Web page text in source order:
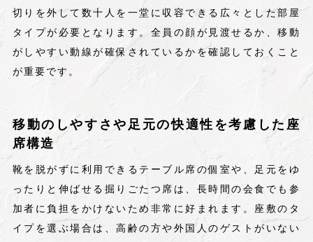
切りを外して数十人を一堂に収容できる広々とした部屋
タイプが必要となります。全員の顔が見渡せるか、移動
がしやすい動線が確保されているかを確認しておくこと
が重要です。
移動のしやすさや足元の快適性を考慮した座
席構造
靴を脱がずに利用できるテーブル席の個室や、足元をゆ
ったりと伸ばせる掘りごたつ席は、長時間の会食でも参
加者に負担をかけないため非常に好まれます。座敷のタ
イプを選ぶ場合は、高齢の方や外国人のゲストがいない